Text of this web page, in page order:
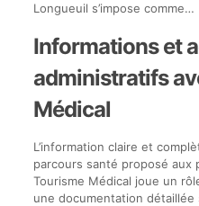
Longueuil s’impose comme…
Informations et
administratifs
Médical
L’information claire et
parcours santé proposé aux
Tourisme Médical joue un
une documentation